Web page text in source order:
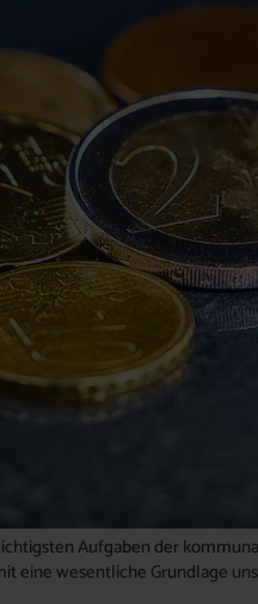
Aufgaben der
eine wesentliche Grundlage